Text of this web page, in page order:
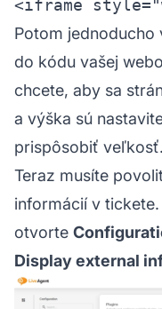
Potom
do kódu vašej
chcete, aby sa
a výška sú
prispôsobiť veľkosť.
Teraz musíte
informácií v
otvorte
Display external